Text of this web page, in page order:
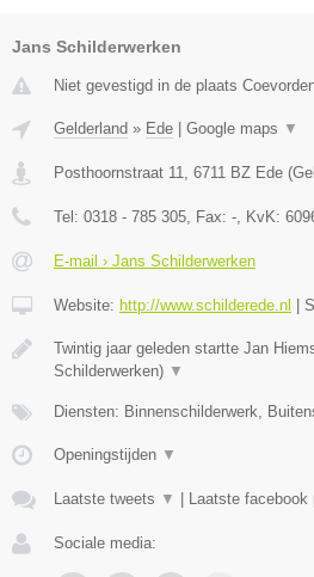
Jans Schilderwerken
Niet gevestigd in de plaats
Gelderland » Ede Google maps ▼
Posthoornstraat 11 6711 BZ Ede (
Tel: 0318 - 785 305 , Fax: - , KvK:
E-mail › Jans Schilderwerken
Website: http://www.schilderede.nl
Twintig jaar geleden startte Jan
Schilderwerken) ▼
Diensten: Binnenschilderwerk,
Openingstijden ▼
Laatste tweets ▼ Laatste facebook
Sociale media: